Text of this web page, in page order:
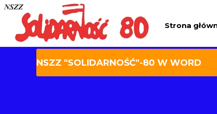
Strona
NSZZ "SOLIDARNOŚĆ"-80 W WORD